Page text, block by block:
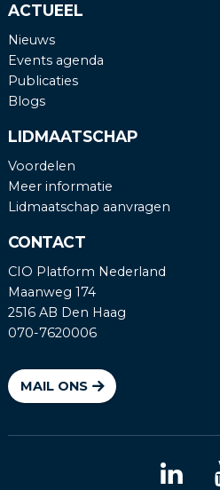
ACTUEEL
Nieuws
Events agenda
Publicaties
Blogs
LIDMAATSCHAP
Voordelen
Meer informatie
Lidmaatschap aanvragen
CONTACT
CIO Platform Nederland
Maanweg 174
2516 AB Den Haag
070-7620006
MAIL ONS